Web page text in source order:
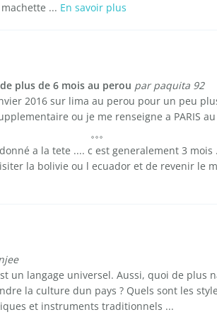
... En savoir plus
plus de 6 mois au perou par paquita 92
2016 sur lima au perou pour un peu
ou je me renseigne a PARIS
a la tete .... c est generalement 3
la bolivie ou l ecuador et de revenir le
un langage universel. Aussi, quoi de plus
la culture dun pays ? Quels sont les
et instruments traditionnels ...